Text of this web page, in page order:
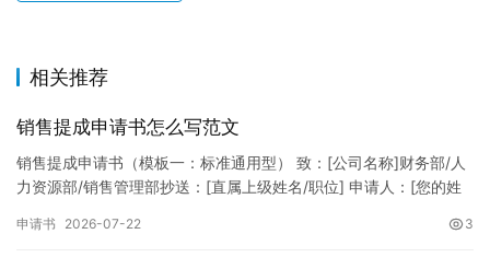
相关推荐
销售提成申请书怎么写范文
销售提成申请书（模板一：标准通用型） 致：[公司名称]财务部/人
力资源部/销售管理部抄送：[直属上级姓名/职位] 申请人：[您的姓
申请书 2026-07-22 3